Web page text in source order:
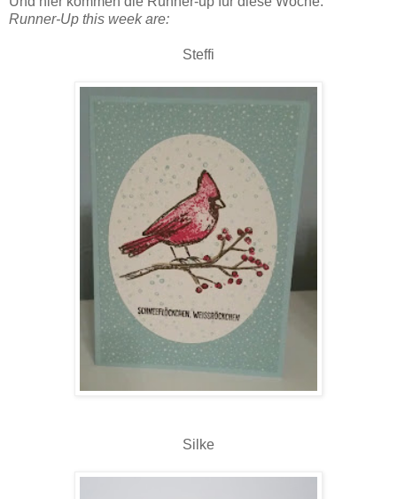
Runner-Up this week are:
Steffi
Silke